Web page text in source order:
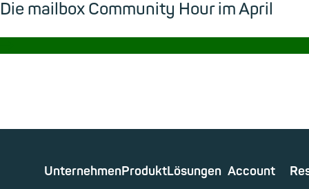
Die mailbox Community Hour im April
UnternehmenProduktLösungen Account